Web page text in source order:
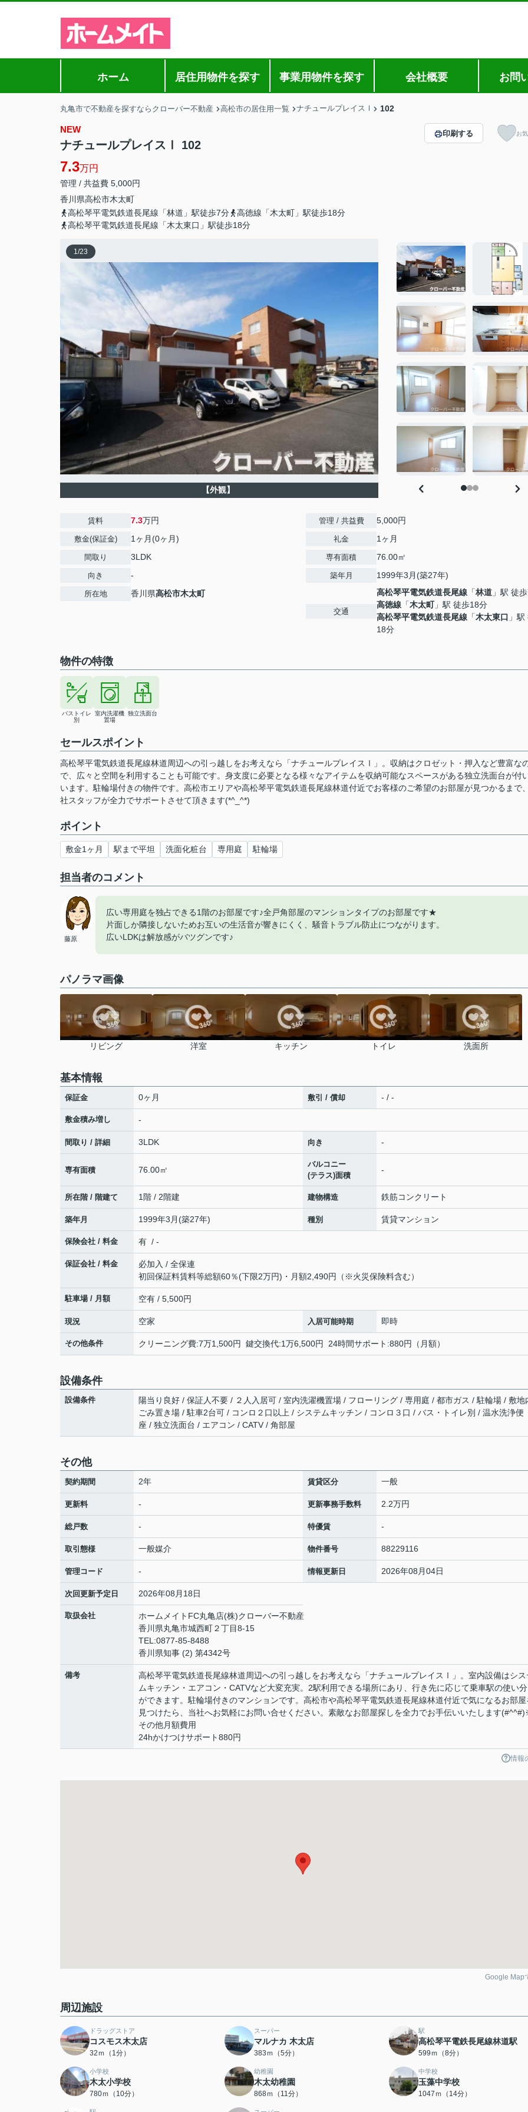
ホーム 居住用物件を探す 事業用物件を探す 会社概要 お問
丸亀市で不動産を探すならクローバー不動産 高松市の居住用一覧 ナチュールプレイスⅠ 102
NEW
ナチュールプレイスⅠ 102
7.3万円
管理 / 共益費 5,000円
香川県高松市木太町
高松琴平電気鉄道長尾線「林道」駅徒歩7分
高徳線「木太町」駅徒歩18分
高松琴平電気鉄道長尾線「木太東口」駅徒歩18分
印刷する お
1/23
【外観】
賃料 7.3万円
敷金(保証金) 1ヶ月(0ヶ月)
間取り 3LDK
向き -
所在地 香川県高松市木太町
管理 / 共益費 5,000円
礼金 1ヶ月
専有面積 76.00㎡
築年月 1999年3月(築27年)
交通
高松琴平電気鉄道長尾線 「林道 」駅 徒
高徳線 「木太町」駅 徒歩18分
高松琴平電気鉄道長尾線 「木太東口 」
18分
物件の特徴
バストイレ
別
室内洗濯機
置場
独立洗面台
セールスポイント
高松琴平電気鉄道長尾線林道周辺への引っ越しをお考えなら「ナチュールプレイスⅠ」。収納はクロゼット・押入など豊富な
で、広々と空間を利用することも可能です。身支度に必要となる様々なアイテムを収納可能なスペースがある独立洗面台が付
います。駐輪場付きの物件です。高松市エリアや高松琴平電気鉄道長尾線林道付近でお客様のご希望のお部屋が見つかるまで
社スタッフが全力でサポートさせて頂きます(*^_^*)
ポイント
敷金1ヶ月 駅まで平坦 洗面化粧台 専用庭 駐輪場
担当者のコメント
藤原
広い専用庭を独占できる1階のお部屋です♪全戸角部屋のマンションタイプのお部屋です★
片面しか隣接しないためお互いの生活音が響きにくく、騒音トラブル防止につながります。
広いLDKは解放感がバツグンです♪
パノラマ画像
リビング 洋室 キッチン トイレ 洗面所
基本情報
保証金 0ヶ月 敷引 / 償却 - / -
敷金積み増し -
間取り / 詳細 3LDK 向き -
専有面積 76.00㎡
バルコニー
(テラス)面積
-
所在階 / 階建て 1階 / 2階建 建物構造 鉄筋コンクリート
築年月 1999年3月(築27年) 種別 賃貸マンション
保険会社 / 料金 有 / -
保証会社 / 料金
必加入 / 全保連
初回保証料賃料等総額60％(下限2万円)・月額2,490円（※火災保険料含む）
駐車場 / 月額 空有 / 5,500円
現況 空家 入居可能時期 即時
その他条件 クリーニング費:7万1,500円 鍵交換代:1万6,500円 24時間サポート:880円（月額）
設備条件
設備条件
陽当り良好 / 保証人不要 / ２人入居可 / 室内洗濯機置場 / フローリング / 専用庭 / 都市ガス / 駐輪場 / 敷地
ごみ置き場 / 駐車2台可 / コンロ２口以上 / システムキッチン / コンロ３口 / バス・トイレ別 / 温水洗浄便
座 / 独立洗面台 / エアコン / CATV / 角部屋
その他
契約期間 2年 賃貸区分 一般
更新料 - 更新事務手数料 2.2万円
総戸数 - 特優賃 -
取引態様 一般媒介 物件番号 88229116
管理コード - 情報更新日 2026年08月04日
次回更新予定日 2026年08月18日
取扱会社
ホームメイトFC丸亀店(株)クローバー不動産
香川県丸亀市城西町２丁目8-15
TEL:0877-85-8488
香川県知事 (2) 第4342号
備考
高松琴平電気鉄道長尾線林道周辺への引っ越しをお考えなら「ナチュールプレイスⅠ」。室内設備はシス
ムキッチン・エアコン・CATVなど大変充実。2駅利用できる場所にあり、行き先に応じて乗車駅の使い
ができます。駐輪場付きのマンションです。高松市や高松琴平電気鉄道長尾線林道付近で気になるお部屋
見つけたら、当社へお気軽にお問い合せください。素敵なお部屋探しを全力でお手伝いいたします
その他月額費用
24hかけつけサポート880円
情報
Google Map
周辺施設
ドラッグストア
コスモス木太店
32ｍ（1分）
スーパー
マルナカ 木太店
383ｍ（5分）
駅
高松琴平電鉄長尾線林道駅
599ｍ（8分）
小学校
木太小学校
780ｍ（10分）
幼稚園
木太幼稚園
868ｍ（11分）
中学校
玉藻中学校
1047ｍ（14分）